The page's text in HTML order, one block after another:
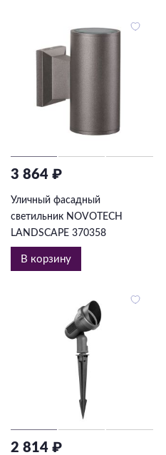
3 864 ₽
Уличный фасадный
светильник NOVOTECH
LANDSCAPE 370358
В корзину
2 814 ₽